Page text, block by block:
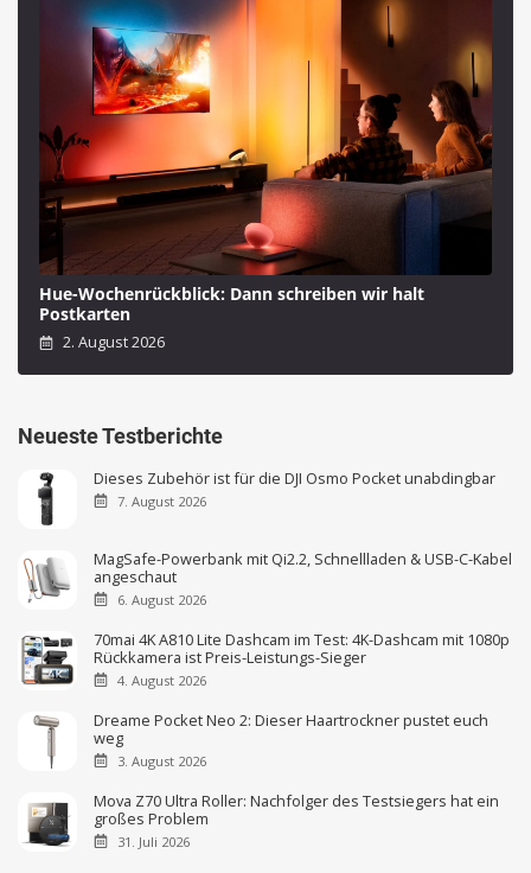
Hue-Wochenrückblick: Dann schreiben wir halt
Postkarten
2. August 2026
Neueste Testberichte
Dieses Zubehör ist für die DJI Osmo Pocket unabdingbar
7. August 2026
MagSafe-Powerbank mit Qi2.2, Schnellladen & USB-C-Kabel
angeschaut
6. August 2026
70mai 4K A810 Lite Dashcam im Test: 4K-Dashcam mit 1080p
Rückkamera ist Preis-Leistungs-Sieger
4. August 2026
Dreame Pocket Neo 2: Dieser Haartrockner pustet euch
weg
3. August 2026
Mova Z70 Ultra Roller: Nachfolger des Testsiegers hat ein
großes Problem
31. Juli 2026